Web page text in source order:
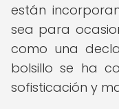
están
sea para
como una
bolsillo se ha
sofisticación y